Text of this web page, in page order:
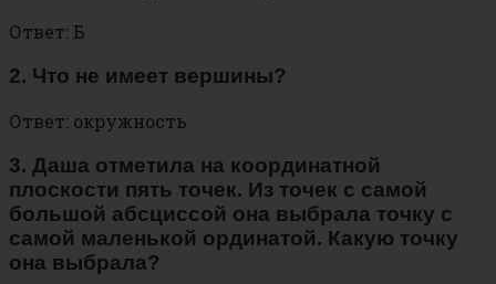
Ответ: Б
2. Что не имеет вершины?
Ответ: окружность
3. Даша отметила на координатной
плоскости пять точек. Из точек с самой
большой абсциссой она выбрала точку с
самой маленькой ординатой. Какую точку
она выбрала?